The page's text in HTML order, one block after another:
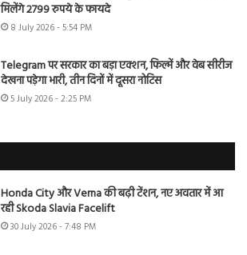
मिलेंगे 2799 रुपये के फायदे
8 July 2026 - 5:54 PM
Telegram पर सरकार का बड़ा एक्शन, फिल्में और वेब सीरीज
देखना पड़ेगा भारी, तीन दिनों में दूसरा नोटिस
5 July 2026 - 2:25 PM
Honda City और Verna की बढ़ी टेंशन, नए अवतार में आ
रही Skoda Slavia Facelift
30 July 2026 - 7:48 PM